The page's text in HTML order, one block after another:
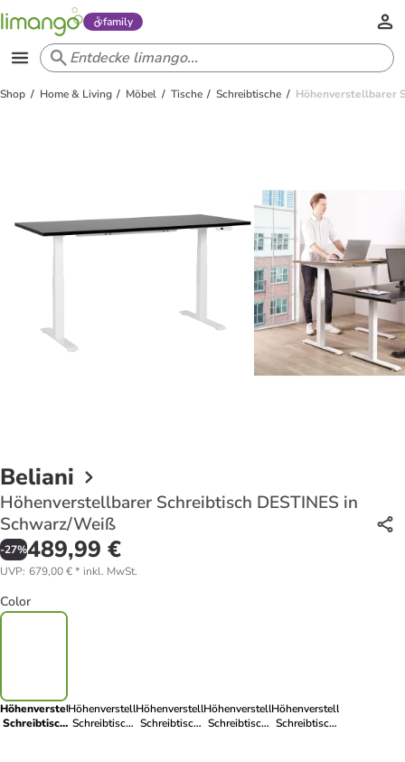
family
Shop Home & Living Möbel Tische Schreibtische Höhenverstellbarer
Beliani
Höhenverstellbarer Schreibtisch DESTINES in
Schwarz/Weiß
-27%489,99 €
UVP: 679,00 €* inkl. MwSt.
Color
Höhenverstellbarer
Schreibtisch
Höhenverstellbarer
Schreibtisch
Höhenverstellbarer
Schreibtisch
Höhenverstellbarer
Schreibtisch
Höhenverstellbarer
Schreibtisch